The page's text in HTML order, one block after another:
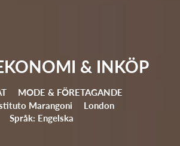
& INKÖP
MODE & FÖRETAGANDE
Marangoni
London
Språk: Engelska